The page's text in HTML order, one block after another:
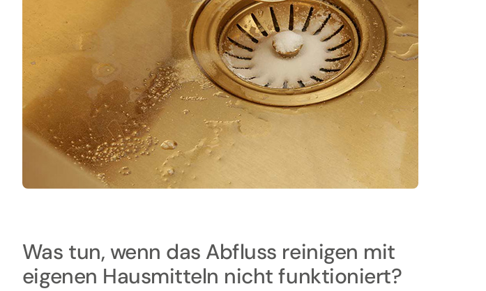
Was tun, wenn das Abfluss reinigen mit
eigenen Hausmitteln nicht funktioniert?